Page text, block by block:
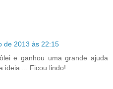
de 2013 às 22:15
e ganhou uma grande ajuda
ideia ... Ficou lindo!